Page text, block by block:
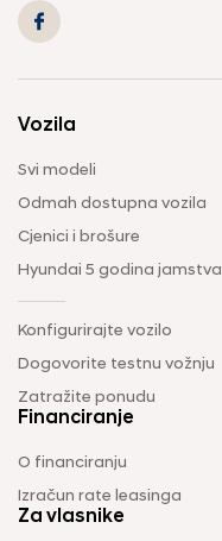
Vozila
Svi modeli
Odmah dostupna vozila
Cjenici i brošure
Hyundai 5 godina jamstva
Konfigurirajte vozilo
Dogovorite testnu vožnju
Zatražite ponudu
Financiranje
O financiranju
Izračun rate leasinga
Za vlasnike